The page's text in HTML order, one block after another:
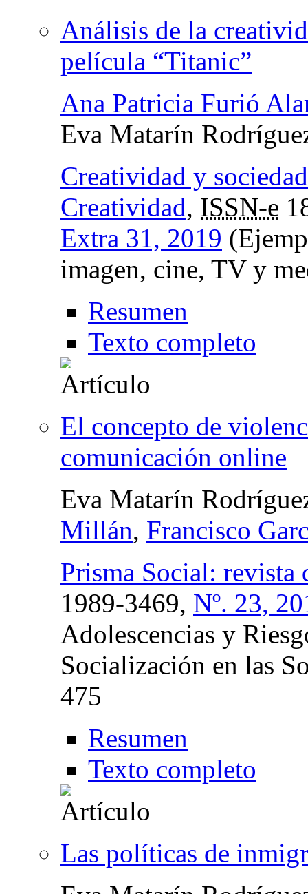
Análisis de la
película “Titanic”
Ana Patricia Furió
Eva Matarín
Creatividad y
Creatividad, ISSN-e
Extra 31, 2019
imagen, cine, TV y
Resumen
Texto completo
El concepto de
comunicación online
Eva Matarín
Millán, Francisco
Prisma Social: revista
1989-3469, Nº. 23,
Adolescencias y
Socialización en las
475
Resumen
Texto completo
Las políticas de